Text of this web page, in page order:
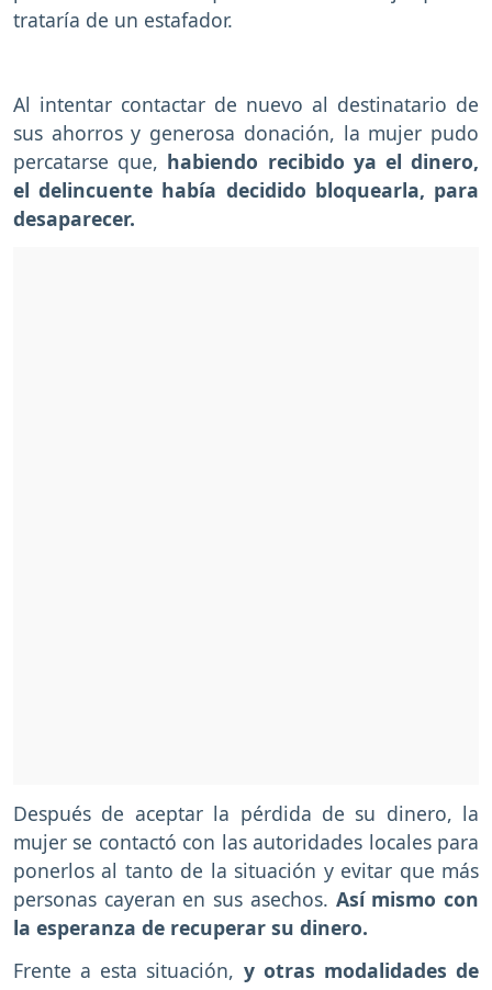
trataría de un estafador.
Al intentar contactar de nuevo al destinatario de
sus ahorros y generosa donación, la mujer pudo
percatarse que, habiendo recibido ya el dinero,
el delincuente había decidido bloquearla, para
desaparecer.
Después de aceptar la pérdida de su dinero, la
mujer se contactó con las autoridades locales para
ponerlos al tanto de la situación y evitar que más
personas cayeran en sus asechos. Así mismo con
la esperanza de recuperar su dinero.
Frente a esta situación, y otras modalidades de